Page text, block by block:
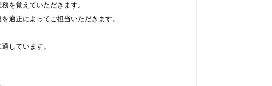
を覚えていただきます。
適正によってご担当いただきます。
しています。